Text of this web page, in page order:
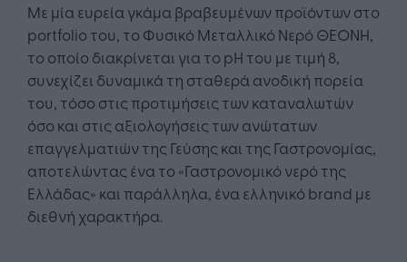
Με μία ευρεία γκάμα βραβευμένων προϊόντων στο
portfolio του, το Φυσικό Μεταλλικό Νερό ΘΕΟΝΗ,
το οποίο διακρίνεται για το pH του με τιμή 8,
συνεχίζει δυναμικά τη σταθερά ανοδική πορεία
του, τόσο στις προτιμήσεις των καταναλωτών
όσο και στις αξιολογήσεις των ανώτατων
επαγγελματιών της Γεύσης και της Γαστρονομίας,
αποτελώντας ένα το «Γαστρονομικό νερό της
Ελλάδας» και παράλληλα, ένα ελληνικό brand με
διεθνή χαρακτήρα.